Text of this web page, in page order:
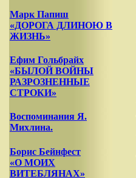
Марк Папиш
«ДОРОГА ДЛИНОЮ В
ЖИЗНЬ»
Ефим Гольбрайх
«БЫЛОЙ ВОЙНЫ
РАЗРОЗНЕННЫЕ
СТРОКИ»
Воспоминания Я.
Михлина.
Борис Бейнфест
«О МОИХ
ВИТЕБЛЯНАХ»